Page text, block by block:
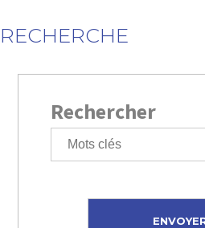
RECHERCHE
Rechercher